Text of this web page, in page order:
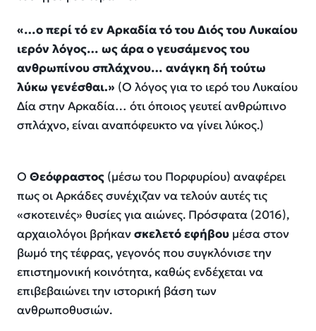
«…ο περί τό εν Αρκαδία τό του Διός του Λυκαίου
ιερόν λόγος… ως άρα ο γευσάμενος του
ανθρωπίνου σπλάχνου… ανάγκη δή τούτω
λύκω γενέσθαι.» (Ο λόγος για το ιερό του Λυκαίου
Δία στην Αρκαδία… ότι όποιος γευτεί ανθρώπινο
σπλάχνο, είναι αναπόφευκτο να γίνει λύκος.)
Ο Θεόφραστος (μέσω του Πορφυρίου) αναφέρει
πως οι Αρκάδες συνέχιζαν να τελούν αυτές τις
«σκοτεινές» θυσίες για αιώνες. Πρόσφατα (2016),
αρχαιολόγοι βρήκανσκελετό εφήβου μέσα στον
βωμό της τέφρας, γεγονός που συγκλόνισε την
επιστημονική κοινότητα, καθώς ενδέχεται να
επιβεβαιώνει την ιστορική βάση των
ανθρωποθυσιών.